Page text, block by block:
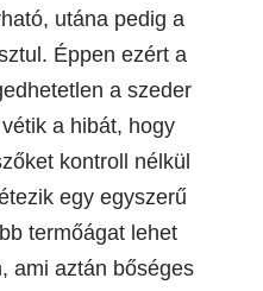
utána pedig a
Éppen ezért a
a szeder
a hibát, hogy
kontroll nélkül
egy egyszerű
termőágat lehet
ami aztán bőséges